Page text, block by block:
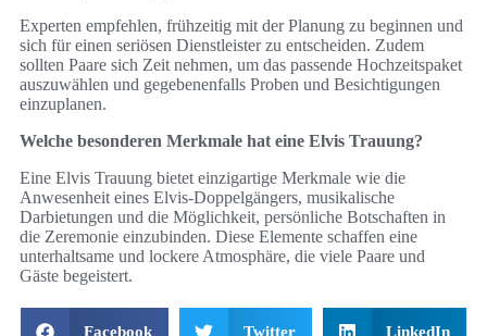
Experten empfehlen, frühzeitig mit der Planung zu beginnen und
sich für einen seriösen Dienstleister zu entscheiden. Zudem
sollten Paare sich Zeit nehmen, um das passende Hochzeitspaket
auszuwählen und gegebenenfalls Proben und Besichtigungen
einzuplanen.
Welche besonderen Merkmale hat eine Elvis Trauung?
Eine Elvis Trauung bietet einzigartige Merkmale wie die
Anwesenheit eines Elvis-Doppelgängers, musikalische
Darbietungen und die Möglichkeit, persönliche Botschaften in
die Zeremonie einzubinden. Diese Elemente schaffen eine
unterhaltsame und lockere Atmosphäre, die viele Paare und
Gäste begeistert.
Facebook Twitter LinkedIn